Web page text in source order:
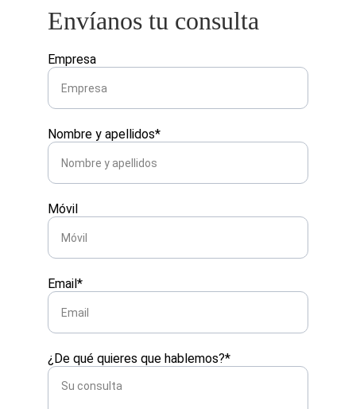
Envíanos tu consulta
Empresa
Nombre y apellidos*
Móvil
Email*
¿De qué quieres que hablemos?*